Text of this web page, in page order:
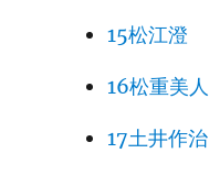
15松江澄
16松重美人
17土井作治